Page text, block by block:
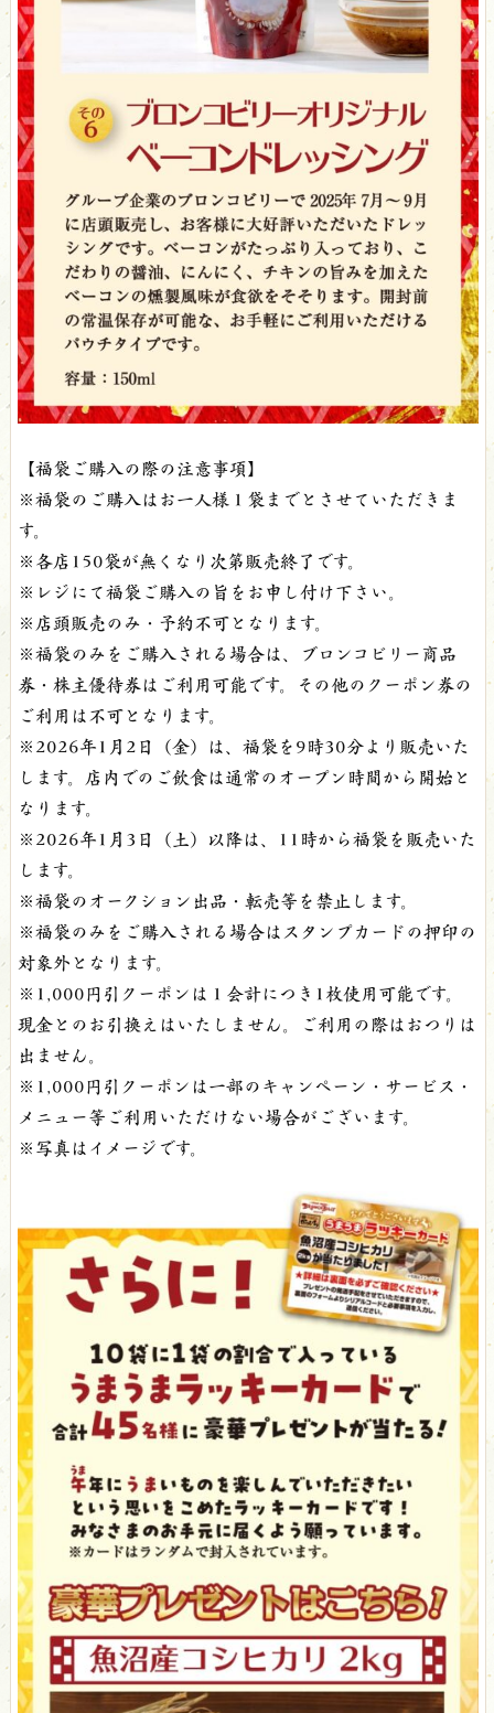
【福袋ご購入の際の注意事項】
※福袋のご購入はお一人様１袋までとさせていただきま
す。
※各店150袋が無くなり次第販売終了です。
※レジにて福袋ご購入の旨をお申し付け下さい。
※店頭販売のみ・予約不可となります。
※福袋のみをご購入される場合は、ブロンコビリー商品
券・株主優待券はご利用可能です。その他のクーポン券の
ご利用は不可となります。
※2026年1月2日（金）は、福袋を9時30分より販売いた
します。店内でのご飲食は通常のオープン時間から開始と
なります。
※2026年1月3日（土）以降は、11時から福袋を販売いた
します。
※福袋のオークション出品・転売等を禁止します。
※福袋のみをご購入される場合はスタンプカードの押印の
対象外となります。
※1,000円引クーポンは１会計につき1枚使用可能です。
現金とのお引換えはいたしません。ご利用の際はおつりは
出ません。
※1,000円引クーポンは一部のキャンペーン・サービス・
メニュー等ご利用いただけない場合がございます。
※写真はイメージです。